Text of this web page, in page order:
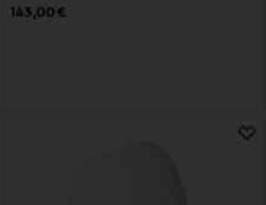
Original Price
143,00 €